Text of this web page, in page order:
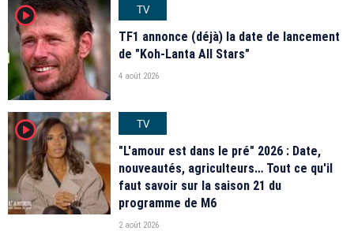
player2
TV
TF1 annonce (déjà) la date de lancement
de "Koh-Lanta All Stars"
4 août 2026
player2
TV
"L'amour est dans le pré" 2026 : Date,
nouveautés, agriculteurs… Tout ce qu'il
faut savoir sur la saison 21 du
programme de M6
2 août 2026